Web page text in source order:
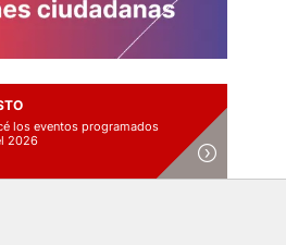
los eventos programados
2026